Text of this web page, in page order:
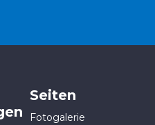
Seiten
Fotogalerie